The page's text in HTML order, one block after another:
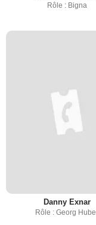
Rôle : Bigna
Danny Exnar
Rôle : Georg